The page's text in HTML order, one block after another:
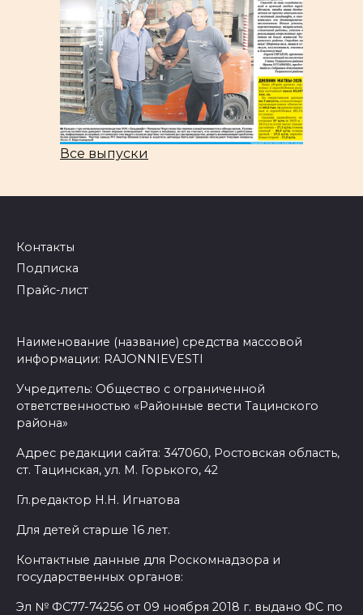
Все выпуски
Контакты
Подписка
Прайс-лист
Наименование (название) средства массовой
информации: RAJONNIEVESTI
Учредитель: Общество с ограниченной
ответственностью «Районные вести Тацинского
района»
Адрес редакции сайта: 347060, Ростовская область,
ст. Тацинская, ул. М. Горького, 42
Гл.редактор Н.Н. Игнатова
Для детей старше 16 лет.
Контактные данные для Роскомнадзора и
государственных органов:
Эл № ФС77-74256 от 09 ноября 2018 г. выдано ФС по